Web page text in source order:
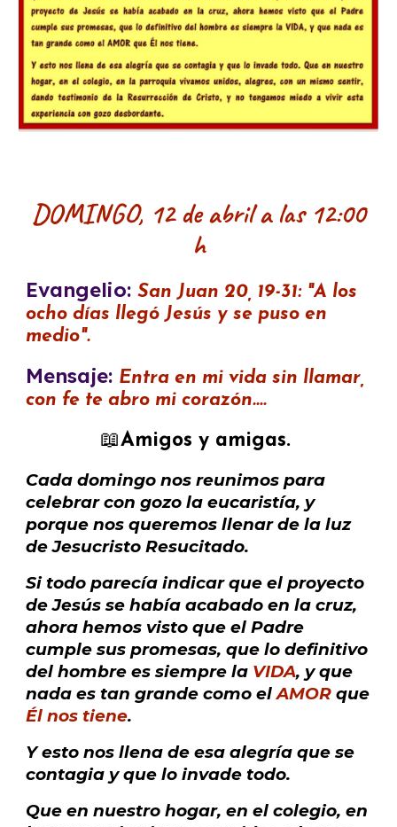
DOMINGO, 12 deabrila las 12:00
h
Evangelio: San Juan 20, 19-31: "A los
ocho días llegó Jesús y se puso en
medio".
Mensaje: Entra en mi vida sin llamar,
con fe te abro mi corazón....
📖Amigos y amigas.
Cada domingo nos reunimos para
celebrar con gozo la eucaristía, y
porque nos queremos llenar de la luz
de Jesucristo Resucitado.
Si todo parecía indicar que el proyecto
de Jesús se había acabado en la cruz,
ahora hemos visto que el Padre
cumple sus promesas, que lo definitivo
del hombre es siempre la VIDA, y que
nada es tan grande como elAMOR que
Él nos tiene.
Y esto nos llena de esa alegría que se
contagia y que lo invade todo.
Que en nuestro hogar, en el colegio, en